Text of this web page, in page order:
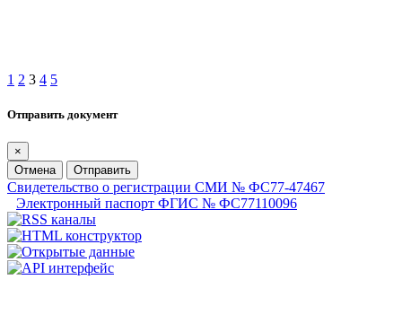
1 2 3 4 5
Отправить документ
×
Отмена
Отправить
Свидетельство о регистрации СМИ № ФС77-47467
Электронный паспорт ФГИС № ФС77110096